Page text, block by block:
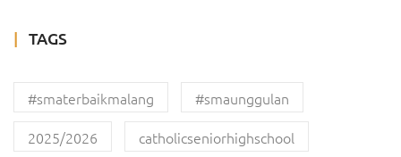
TAGS
#smaterbaikmalang
#smaunggulan
2025/2026
catholicseniorhighschool